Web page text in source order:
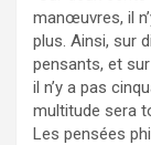
manœuvres, il
plus. Ainsi, sur
pensants, et
il n’y a pas
multitude sera
Les pensées